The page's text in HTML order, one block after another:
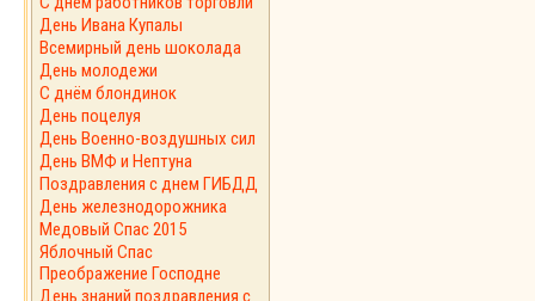
День Ивана Купалы
Всемирный день шоколада
День молодежи
С днём блондинок
День поцелуя
День Военно-воздушных сил
День ВМФ и Нептуна
Поздравления с днем ГИБДД
День железнодорожника
Медовый Спас 2015
Яблочный Спас
Преображение Господне
День знаний поздравления с